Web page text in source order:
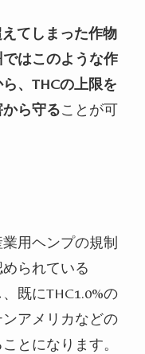
てしまった作物
はこのような作
、THCの上限を
ら守ることが可
用ヘンプの規制
られている
既にTHC1.0%の
アメリカなどの
とになります。